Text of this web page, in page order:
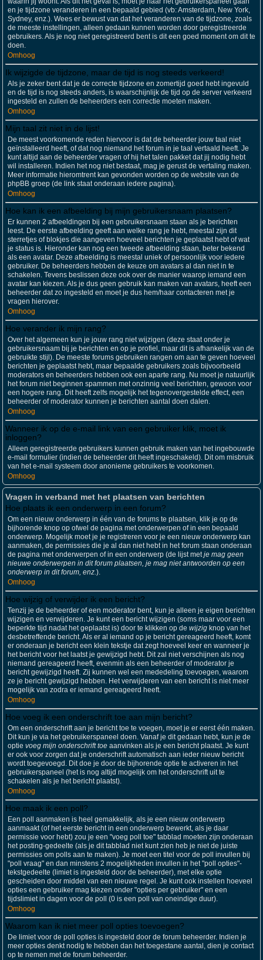
en je tijdzone veranderen in een bepaald gebied (vb: Amsterdam, New York,
Sydney, enz.). Wees er bewust van dat het veranderen van de tijdzone, zoals
de meeste instellingen, alleen gedaan kunnen worden door geregistreerde
gebruikers. Als je nog niet geregistreerd bent is dit een goed moment om dit te
doen.
Omhoog
Ik wijzigde de tijdzone, maar de tijd is nog steeds verkeerd!
Als je zeker bent dat je de correcte tijdzone en zomertijd goed hebt ingevuld
en de tijd is nog steeds anders, is waarschijnlijk de tijd op de server verkeerd
ingesteld en zullen de beheerders een correctie moeten maken.
Omhoog
Mijn taal zit niet in de lijst!
De meest voorkomende reden hiervoor is dat de beheerder jouw taal niet
geïnstalleerd heeft, of dat nog niemand het forum in je taal vertaald heeft. Je
kunt altijd aan de beheerder vragen of hij het talen pakket dat jij nodig hebt
wil installeren. Indien het nog niet bestaat, mag je gerust de vertaling maken.
Meer informatie hieromtrent kan gevonden worden op de website van de
phpBB groep (de link staat onderaan iedere pagina).
Omhoog
Hoe kan ik een afbeelding bij mijn gebruikersnaam plaatsen?
Er kunnen 2 afbeeldingen bij een gebruikersnaam staan als je berichten
leest. De eerste afbeelding geeft aan welke rang je hebt, meestal zijn dit
sterretjes of blokjes die aangeven hoeveel berichten je geplaatst hebt of wat
je status is. Hieronder kan nog een tweede afbeelding staan, beter bekend
als een avatar. Deze afbeelding is meestal uniek of persoonlijk voor iedere
gebruiker. De beheerders hebben de keuze om avatars al dan niet in te
schakelen. Tevens beslissen deze ook over de manier waarop iemand een
avatar kan kiezen. Als je dus geen gebruik kan maken van avatars, heeft een
beheerder dat zo ingesteld en moet je dus hem/haar contacteren met je
vragen hierover.
Omhoog
Hoe verander ik mijn rang?
Over het algemeen kun je jouw rang niet wijzigen (deze staat onder je
gebruikersnaam bij je berichten en op je profiel, maar dit is afhankelijk van de
gebruikte stijl). De meeste forums gebruiken rangen om aan te geven hoeveel
berichten je geplaatst hebt, maar bepaalde gebruikers zoals bijvoorbeeld
moderators en beheerders hebben ook een aparte rang. Nu moet je natuurlijk
het forum niet beginnen spammen met onzinnig veel berichten, gewoon voor
een hogere rang. Dit heeft zelfs mogelijk het tegenovergestelde effect, een
beheerder of moderator kunnen je berichten aantal doen dalen.
Omhoog
Wanneer ik op de e-mail link van een gebruiker klik, moet ik
inloggen?
Alleen geregistreerde gebruikers kunnen gebruik maken van het ingebouwde
e-mail formulier (indien de beheerder dit heeft ingeschakeld). Dit om misbruik
van het e-mail systeem door anonieme gebruikers te voorkomen.
Omhoog
Vragen in verband met het plaatsen van berichten
Hoe plaats ik een onderwerp in een forum?
Om een nieuw onderwerp in één van de forums te plaatsen, klik je op de
bijhorende knop op ofwel de pagina met onderwerpen of in een bepaald
onderwerp. Mogelijk moet je je registreren voor je een nieuw onderwerp kan
aanmaken, de permissies die je al dan niet hebt in het forum staan onderaan
de pagina met onderwerpen of in een onderwerp (de lijst metje mag geen
nieuwe onderwerpen in dit forum plaatsen, je mag niet antwoorden op een
onderwerp in dit forum, enz.).
Omhoog
Hoe wijzig of verwijder ik een bericht?
Tenzij je de beheerder of een moderator bent, kun je alleen je eigen berichten
wijzigen en verwijderen. Je kunt een bericht wijzigen (soms maar voor een
beperkte tijd nadat het geplaatst is) door te klikken op de wijzig knop van het
desbetreffende bericht. Als er al iemand op je bericht gereageerd heeft, komt
er onderaan je bericht een klein tekstje dat zegt hoeveel keer en wanneer je
het bericht voor het laatst je gewijzigd hebt. Dit zal niet verschijnen als nog
niemand gereageerd heeft, evenmin als een beheerder of moderator je
bericht gewijzigd heeft. Zij kunnen wel een mededeling toevoegen, waarom
ze je bericht gewijzigd hebben. Het verwijderen van een bericht is niet meer
mogelijk van zodra er iemand gereageerd heeft.
Omhoog
Hoe voeg ik een onderschrift toe aan mijn bericht?
Om een onderschrift aan je bericht toe te voegen, moet je er eerst één maken.
Dit kun je via het gebruikerspaneel doen. Vanaf je dit gedaan hebt, kun je de
optie voeg mijn onderschrift toe aanvinken als je een bericht plaatst. Je kunt
er ook voor zorgen dat je onderschrift automatisch aan ieder nieuw bericht
wordt toegevoegd. Dit doe je door de bijhorende optie te activeren in het
gebruikerspaneel (het is nog altijd mogelijk om het onderschrift uit te
schakelen als je het bericht plaatst).
Omhoog
Hoe maak ik een poll?
Een poll aanmaken is heel gemakkelijk, als je een nieuw onderwerp
aanmaakt (of het eerste bericht in een onderwerp bewerkt, als je daar
permissie voor hebt) zou je een "voeg poll toe" tabblad moeten zijn onderaan
het posting-gedeelte (als je dit tabblad niet kunt zien heb je niet de juiste
permissies om polls aan te maken). Je moet een titel voor de poll invullen bij
"poll vraag" en dan minstens 2 mogelijkheden invullen in het "poll opties"-
tekstgedeelte (limiet is ingesteld door de beheerder), met elke optie
gescheiden door middel van een nieuwe regel. Je kunt ook instellen hoeveel
opties een gebruiker mag kiezen onder "opties per gebruiker" en een
tijdslimiet in dagen voor de poll (0 is een poll van oneindige duur).
Omhoog
Waarom kan ik niet meer poll opties toevoegen?
De limiet voor de poll opties is ingesteld door de forum beheerder. Indien je
meer opties denkt nodig te hebben dan het toegestane aantal, dien je contact
op te nemen met de forum beheerder.